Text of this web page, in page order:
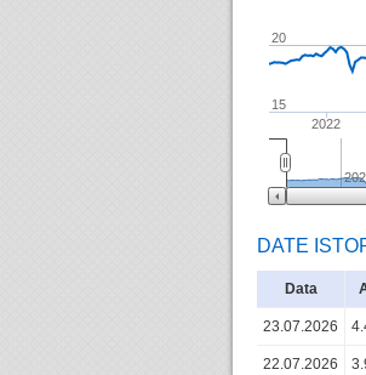
2022
15
20
DATE
Data
23.07.2026
22.07.2026